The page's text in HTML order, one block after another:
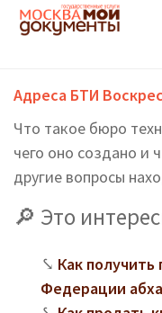
Адреса БТИ
Что такое бюро
чего оно создано и
другие вопросы
Это
Как
Федерации